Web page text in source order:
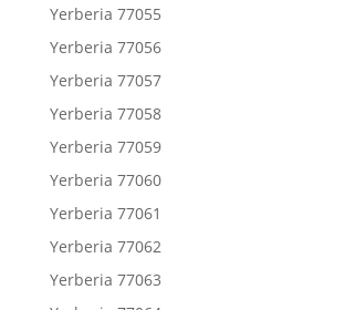
Yerberia 77055
Yerberia 77056
Yerberia 77057
Yerberia 77058
Yerberia 77059
Yerberia 77060
Yerberia 77061
Yerberia 77062
Yerberia 77063